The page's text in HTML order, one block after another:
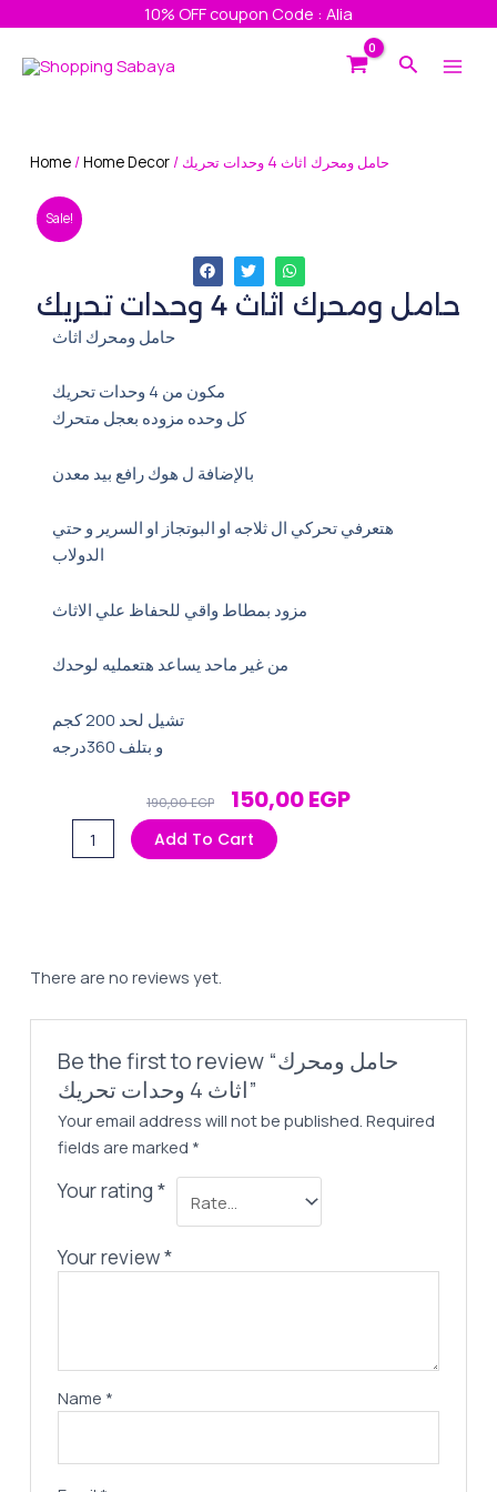
content
10% OFF coupon Code : Alia
Search
حامل ومحرك اثاث 4 وحدات تحريك
حامل ومحرك اثاث
مكون من 4 وحدات تحريك
كل وحده مزوده بعجل متحرك
بالإضافة ل هوك رافع بيد معدن
هتعرفي تحركي ال ثلاجه او البوتجاز او السرير و حتي
الدولاب
مزود بمطاط واقي للحفاظ علي الاثاث
من غير ماحد يساعد هتعمليه لوحدك
تشيل لحد 200 كجم
و بتلف 360درجه
190,00EGP Original
Price
Was:
150,00EGPCurrent
ومحرك
Add To Cart
Home/Home Decor / حامل ومحرك اثاث 4 وحدات تحريك
Sale!
There are no reviews yet.
Be the first to review “حامل ومحرك
اثاث 4 وحدات تحريك”
Your email address will not be published. Required
fields are marked *
Your rating*
Your review*
Name *